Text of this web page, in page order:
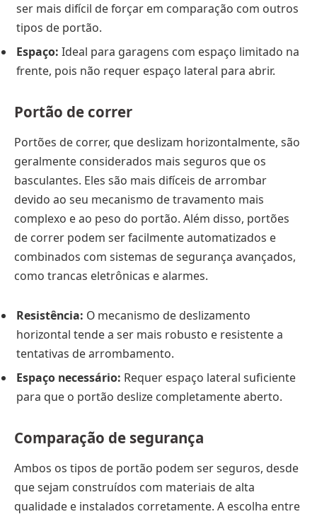
ser mais difícil de forçar em comparação com outros
tipos de portão.
Espaço: Ideal para garagens com espaço limitado na
frente, pois não requer espaço lateral para abrir.
Portão de correr
Portões de correr, que deslizam horizontalmente, são
geralmente considerados mais seguros que os
basculantes. Eles são mais difíceis de arrombar
devido ao seu mecanismo de travamento mais
complexo e ao peso do portão. Além disso, portões
de correr podem ser facilmente automatizados e
combinados com sistemas de segurança avançados,
como trancas eletrônicas e alarmes.
Resistência: O mecanismo de deslizamento
horizontal tende a ser mais robusto e resistente a
tentativas de arrombamento.
Espaço necessário: Requer espaço lateral suficiente
para que o portão deslize completamente aberto.
Comparação de segurança
Ambos os tipos de portão podem ser seguros, desde
que sejam construídos com materiais de alta
qualidade e instalados corretamente. A escolha entre